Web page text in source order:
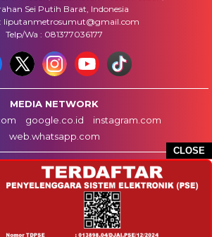
CLOSE
Sei Putih Barat, Indonesia
liputanmetrosumut@gmail.com
Telp/Wa : 081377036177
MEDIA NETWORK
google.co.id
instagram.com
web.whatsapp.com
INFO IKLAN
DISCLAIMER
KAMI
REDAKSI
- ALL RIGHTS RESERVED